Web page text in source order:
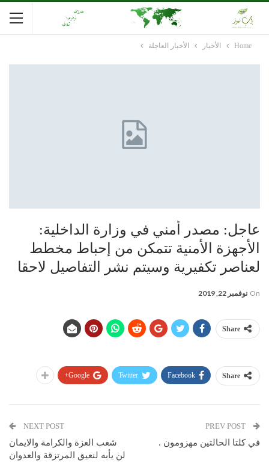
Home الأخبار الأخبار العاجلة
عاجل: مصدر أمني في وزارة الداخلية:
الأجهزة الأمنية تتمكن من إحباط مخطط
لعناصر تكفيرية وسيتم نشر التفاصيل لاحقا
On نوفمبر 22, 2019
Share
Share
Facebook
Twitter
Google+
في كلتا الحالتين مهزومون .
NEXT POST
شعب العزة والكرامة والايمان
لن يأبه لنعيق المرتزقة والعدوان